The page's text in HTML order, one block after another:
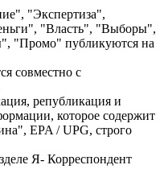
"Экспертиза",
"Власть", "Выборы",
"Промо" публикуются на
совместно с
републикация и
которое содержит
EPA / UPG, строго
Я- Корреспондент